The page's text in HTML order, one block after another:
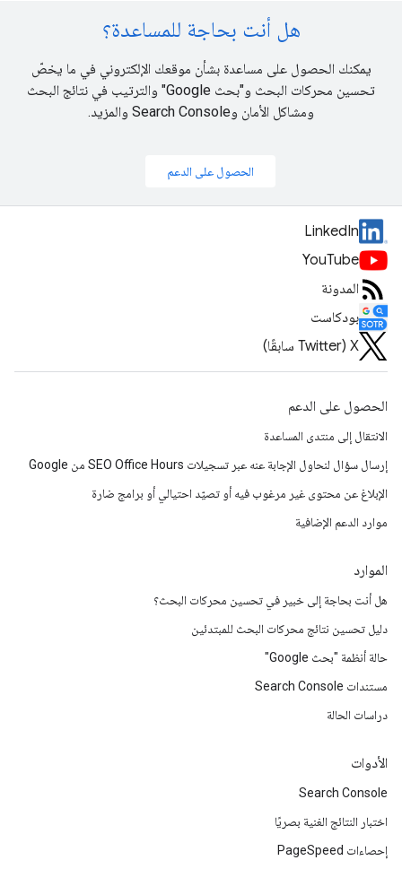
هل أنت بحاجة للمساعدة؟
يمكنك الحصول على مساعدة بشأن موقعك الإلكتروني في ما يخصّ
تحسين محركات البحث و"بحث Google" والترتيب في نتائج البحث
ومشاكل الأمان وSearch Console والمزيد.
الحصول على الدعم
LinkedIn
YouTube
المدونة
بودكاست
‫X ‏(Twitter سابقًا)
الحصول على الدعم
الانتقال إلى منتدى المساعدة
إرسال سؤال لنحاول الإجابة عنه عبر تسجيلات SEO Office Hours من Google
الإبلاغ عن محتوى غير مرغوب فيه أو تصيّد احتيالي أو برامج ضارة
موارد الدعم الإضافية
الموارد
هل أنت بحاجة إلى خبير في تحسين محركات البحث؟
دليل تحسين نتائج محركات البحث للمبتدئين
حالة أنظمة "بحث Google"
مستندات Search Console
دراسات الحالة
الأدوات
Search Console
اختبار النتائج الغنية بصريًا
إحصاءات PageSpeed